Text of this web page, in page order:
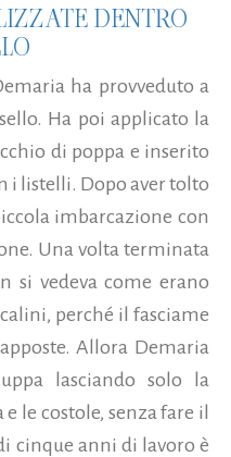
DENTRO
ha provveduto a
Ha poi applicato la
di poppa e inserito
i listelli. Dopo aver tolto
imbarcazione con
Una volta terminata
si vedeva come erano
perché il fasciame
Allora Demaria
lasciando solo la
le costole, senza fare il
cinque anni di lavoro è